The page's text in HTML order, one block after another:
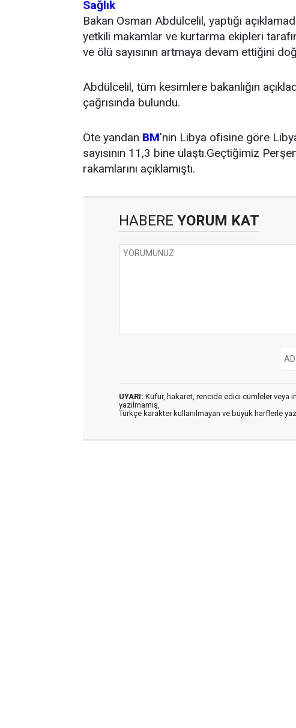
Sağlık
Bakan Osman Abdülcelil, yaptığı
yetkili makamlar ve kurtarma ekipleri
ve ölü sayısının artmaya devam ettiğini
Abdülcelil, tüm kesimlere bakanlığın
çağrısında bulundu.
Öte yandan BM'nin Libya ofisine göre
sayısının 11,3 bine ulaştı.Geçtiğimiz
rakamlarını açıklamıştı.
HABERE YORUM KAT
UYARI: Küfür, hakaret, rencide edici cümleler veya
yazılmamış,
Türkçe karakter kullanılmayan ve büyük harflerle